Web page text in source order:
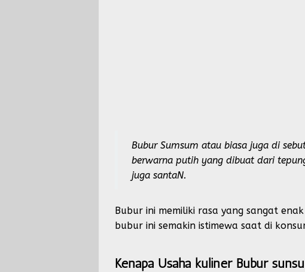
Bubur Sumsum atau biasa juga di
berwarna putih yang dibuat dari
juga santaN.
Bubur ini memiliki rasa yang sangat
bubur ini semakin istimewa saat di
Kenapa Usaha kuliner Bubur